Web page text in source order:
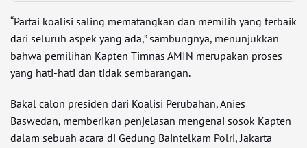
“Partai koalisi saling mematangkan dan memilih yang terbaik
dari seluruh aspek yang ada,” sambungnya, menunjukkan
bahwa pemilihan Kapten Timnas AMIN merupakan proses
yang hati-hati dan tidak sembarangan.
Bakal calon presiden dari Koalisi Perubahan, Anies
Baswedan, memberikan penjelasan mengenai sosok Kapten
dalam sebuah acara di Gedung Baintelkam Polri, Jakarta